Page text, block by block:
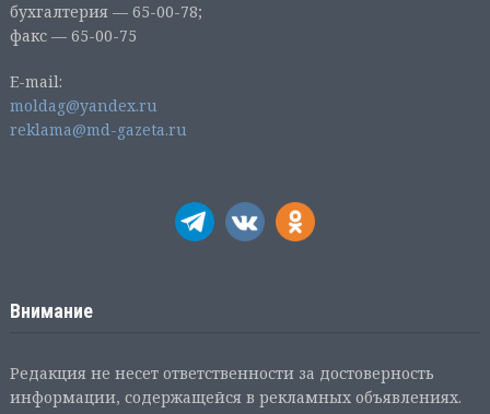
бухгалтерия — 65-00-78;
факс — 65-00-75
E-mail:
moldag@yandex.ru
reklama@md-gazeta.ru
Внимание
Редакция не несет ответственности за достоверность
информации, содержащейся в рекламных объявлениях.